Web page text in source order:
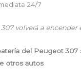
24/7
volverá a encender
del Peugeot 307
otros autos